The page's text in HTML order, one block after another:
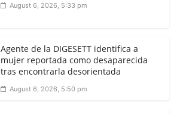
August 6, 2026, 5:33 pm
Agente de la DIGESETT identifica a
mujer reportada como desaparecida
tras encontrarla desorientada
August 6, 2026, 5:50 pm